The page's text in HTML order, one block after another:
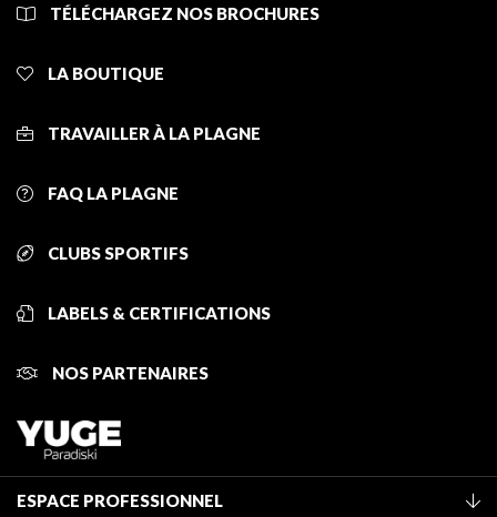
TÉLÉCHARGEZ NOS BROCHURES
LA BOUTIQUE
TRAVAILLER À LA PLAGNE
FAQ LA PLAGNE
CLUBS SPORTIFS
LABELS & CERTIFICATIONS
NOS PARTENAIRES
ESPACE PROFESSIONNEL